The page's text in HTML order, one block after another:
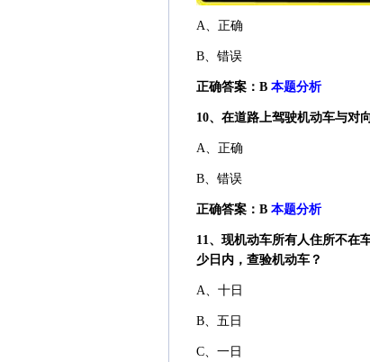
A、正确
B、错误
正确答案：B 本题分析
10、在道路上驾驶机动车与对
A、正确
B、错误
正确答案：B 本题分析
11、现机动车所有人住所不在
少日内，查验机动车？
A、十日
B、五日
C、一日